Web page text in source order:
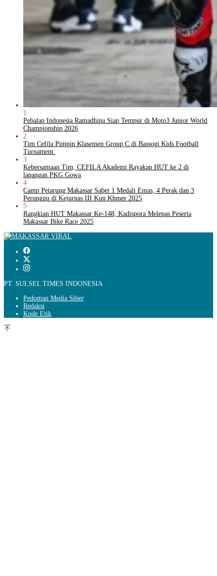
1
Pebalap Indonesia Ramadhipa Siap Tempur di Moto3 Junior World
Championship 2026
2
Tim Cefila Pimpin Klasemen Group C di Bassogi Kids Football
Turnament
3
Kebersamaan Tim, CEFILA Akademi Rayakan HUT ke 2 di
lapangan PKG Gowa
4
Camp Petarung Makassar Sabet 1 Medali Emas, 4 Perak dan 3
Perunggu di Kejurnas III Kun Khmer 2025
5
Rangkian HUT Makassar Ke-148, Kadispora Melepas Peserta
Makassar Bike Race 2025
PT. SULSEL TIMES INDONESIA
Pedoman Media Siber
Redaksi
Kode Etik